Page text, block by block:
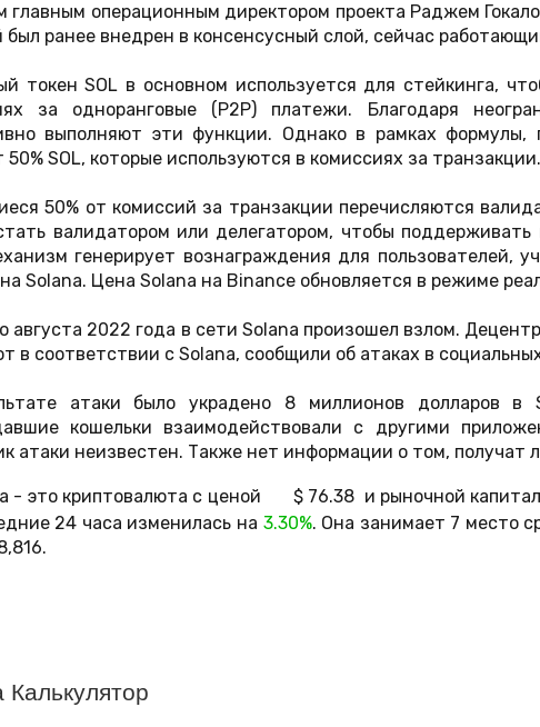
главным операционным директором проекта Раджем
был ранее внедрен в консенсусный слой, сейчас
токен SOL в основном используется для стейкинга,
за одноранговые (P2P) платежи. Благодаря
выполняют эти функции. Однако в рамках
50% SOL, которые используются в комиссиях за транзакции.
50% от комиссий за транзакции перечисляются
валидатором или делегатором, чтобы поддерживать
генерирует вознаграждения для пользователей,
Solana. Цена Solana на Binance обновляется в режиме
августа 2022 года в сети Solana произошел взлом.
в соответствии с Solana, сообщили об атаках в
атаки было украдено 8 миллионов долларов
кошельки взаимодействовали с другими
атаки неизвестен. Также нет информации о том, получат
- это криптовалюта с ценой $ 76.38 и рыночной
24 часа изменилась на 3.30%. Она занимает 7 место
.
Калькулятор